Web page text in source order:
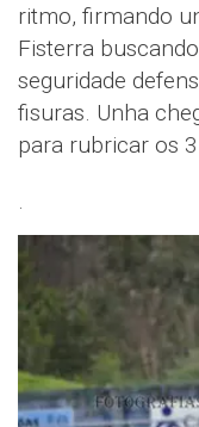
ritmo, firmando
Fisterra
seguridade
fisuras. Unha
para rubricar os
.